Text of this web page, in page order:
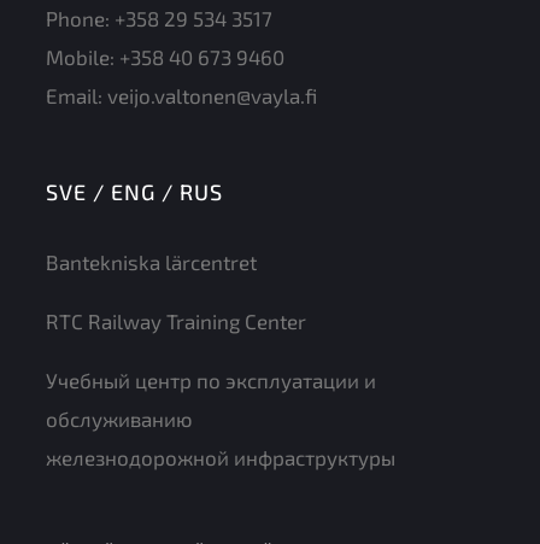
Phone: +358 29 534 3517
Mobile: +358 40 673 9460
Email: veijo.valtonen@vayla.fi
SVE / ENG / RUS
Bantekniska lärcentret
RTC Railway Training Center
Учебный центр по эксплуатации и
обслуживанию
железнодорожной инфраструктуры